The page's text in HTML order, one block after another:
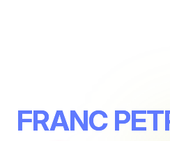
FRANC